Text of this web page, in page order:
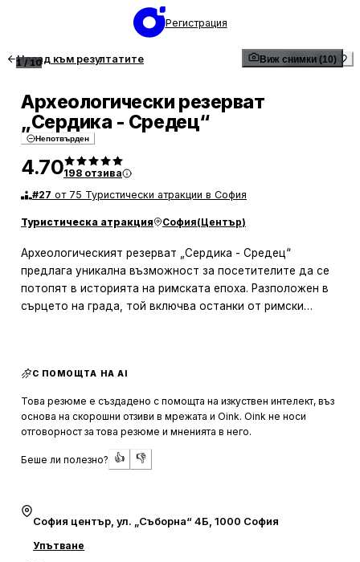
Регистрация
Назад към резултатите
1/10 Виж снимки (10)
Археологически резерват
„Сердика - Средец“
Непотвърден
4.70198 отзива
#27 от 75 Туристически атракции в София
Туристическа атракция София(Център)
Археологическият резерват „Сердика - Средец“
предлага уникална възможност за посетителите да се
потопят в историята на римската епоха. Разположен в
сърцето на града, той включва останки от римски
Мястото е особено привлекателно за любителите на
английски език, което го прави достъпно за
международни туристи.
Въпреки че някои посетители отбелязват нуждата от
значимост и красивите гледки. Мястото е лесно
сред древните руини, което го прави идеално за
С ПОМОЩТА НА AI
Това резюме е създадено с помощта на изкуствен интелект, въз
основа на скорошни отзиви в мрежата и Oink. Oink не носи
отговорност за това резюме и мненията в него.
Беше ли полезно? 👍 👎
София център, ул. „Съборна“ 4Б, 1000 София
Упътване